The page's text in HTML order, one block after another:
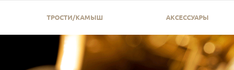
ТРОСТИ/КАМЫШ АКСЕССУАРЫ